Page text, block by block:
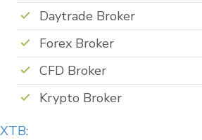
Daytrade Broker
Forex Broker
CFD Broker
Krypto Broker
XTB: